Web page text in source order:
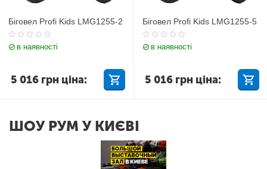
Біговел Profi Kids LMG1255-2
в наявності
5 016 грн ціна:
Біговел Profi Kids LMG1255-5
в наявності
5 016 грн ціна:
ШОУ РУМ У КИЄВІ